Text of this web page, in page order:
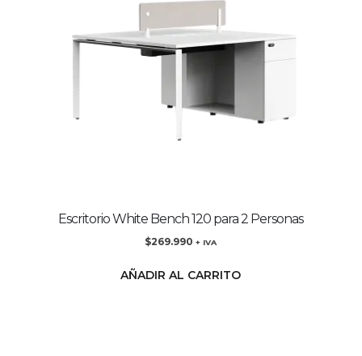
Escritorio White Bench 120 para 2 Personas
$269.990 + IVA
AÑADIR AL CARRITO